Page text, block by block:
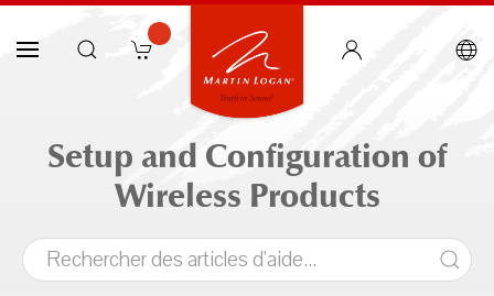
Setup and Configuration of
Wireless Products